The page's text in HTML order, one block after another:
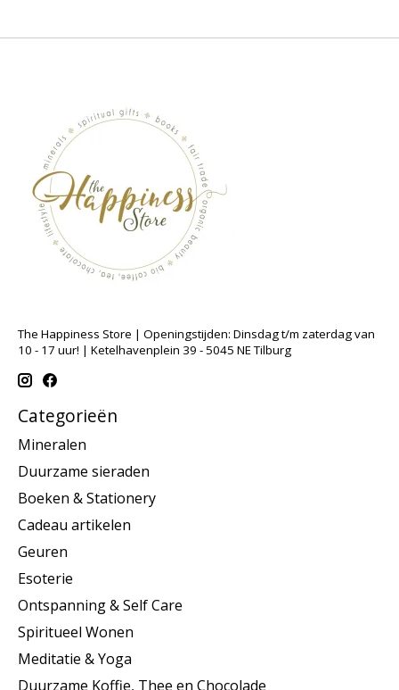
The Happiness Store | Openingstijden: Dinsdag t/m zaterdag van
10 - 17 uur! | Ketelhavenplein 39 - 5045 NE Tilburg
Categorieën
Mineralen
Duurzame sieraden
Boeken & Stationery
Cadeau artikelen
Geuren
Esoterie
Ontspanning & Self Care
Spiritueel Wonen
Meditatie & Yoga
Duurzame Koffie, Thee en Chocolade